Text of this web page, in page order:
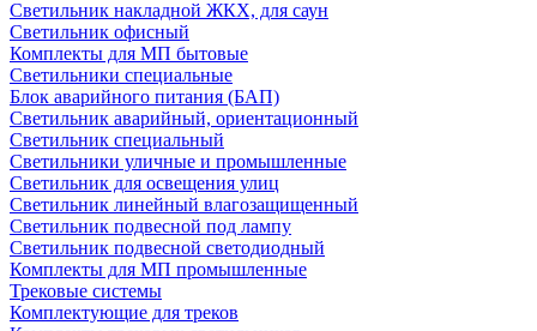
Светильник накладной ЖКХ, для саун
Светильник офисный
Комплекты для МП бытовые
Светильники специальные
Блок аварийного питания (БАП)
Светильник аварийный, ориентационный
Светильник специальный
Светильники уличные и промышленные
Светильник для освещения улиц
Светильник линейный влагозащищенный
Светильник подвесной под лампу
Светильник подвесной светодиодный
Комплекты для МП промышленные
Трековые системы
Комплектующие для треков